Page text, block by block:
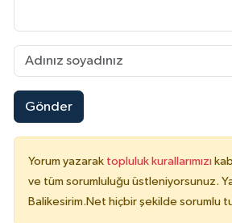
Gönder
Yorum yazarak topluluk kurallarımızı
ve tüm sorumluluğu üstleniyorsunuz.
Balikesirim.Net hiçbir şekilde sorumlu